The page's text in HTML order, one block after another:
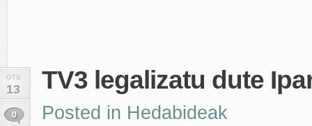
OTS
13
0
TV3 legalizatu dute
Posted in Hedabideak